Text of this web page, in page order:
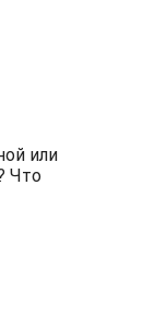
или
Что